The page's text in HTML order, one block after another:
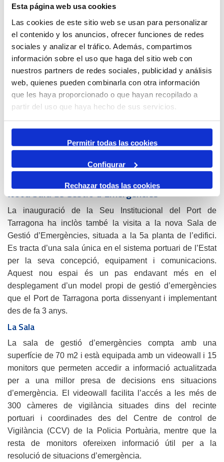
Esta página web usa cookies
Las cookies de este sitio web se usan para personalizar
el contenido y los anuncios, ofrecer funciones de redes
sociales y analizar el tráfico. Además, compartimos
información sobre el uso que haga del sitio web con
nuestros partners de redes sociales, publicidad y análisis
web, quienes pueden combinarla con otra información
que les haya proporcionado o que hayan recopilado a
partir del uso que haya hecho de sus servicios.
Permitir todas las cookies
Configurar
Rechazar todas las cookies
plantes que es poden trobar de forma natural en una zona
litoral del mediterrani. Per això, la zona està composta per
espais molt diferenciats paisatgísticament parlant, que
aniran des d’una zona per atraure insectes pol·linitzadors,
passant per zones de prat amb espècies de gespa
adaptades al nostre clima, i una gran zona de bosc
mediterrani.
La nao
que data de l’any 1984 format per onze peces de ciment
armat alineades paral·lelament simulant les veles d’un
vaixell. És una obra de José Maria Jané i Juan Carlos
García i està catalogada dins del Pla d’Ordenació
Nova Sala de Gestió d’Emergències
La inauguració de la Seu Institucional del Port de
Tarragona ha inclòs també la visita a la nova Sala de
Gestió d’Emergències, situada a la 5a planta de l’edifici.
Es tracta d’una sala única en el sistema portuari de l’Estat
per la seva concepció, equipament i comunicacions.
Aquest nou espai és un pas endavant més en el
desplegament d’un model propi de gestió d’emergències
que el Port de Tarragona porta dissenyant i implementant
des de fa 3 anys.
La Sala
La sala de gestió d’emergències compta amb una
superfície de 70 m2 i està equipada amb un videowall i 15
monitors que permeten accedir a informació actualitzada
per a una millor presa de decisions ens situacions
d’emergència. El videowall facilita l’accés a les més de
300 càmeres de vigilància situades dins del recinte
portuari i coordinades des del Centre de control de
Vigilància (CCV) de la Policia Portuària, mentre que la
resta de monitors ofereixen informació útil per a la
resolució de situacions d’emergència.